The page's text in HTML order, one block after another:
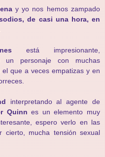
y yo nos hemos zampado
de casi una hora, en
está impresionante,
un personaje con muchas
el que a veces empatizas y en
interpretando al agente de
Quinn es un elemento muy
espero verlo en las
cierto, mucha tensión sexual